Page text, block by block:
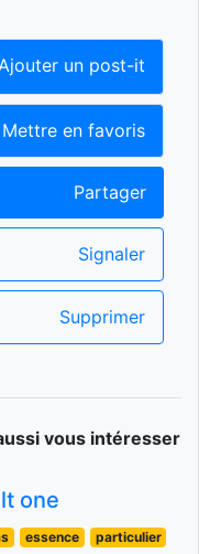
un post-it
Mettre en favoris
Partager
Signaler
Supprimer
vous intéresser
one
essence
particulier